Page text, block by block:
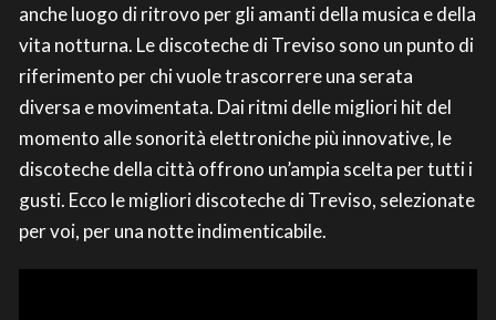
anche luogo di ritrovo per gli amanti della musica e della
vita notturna. Le discoteche di Treviso sono un punto di
riferimento per chi vuole trascorrere una serata
diversa e movimentata. Dai ritmi delle migliori hit del
momento alle sonorità elettroniche più innovative, le
discoteche della città offrono un’ampia scelta per tutti i
gusti. Ecco le migliori discoteche di Treviso, selezionate
per voi, per una notte indimenticabile.